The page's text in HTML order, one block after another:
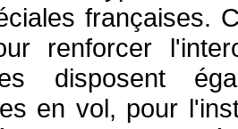
françaises.
renforcer
disposent
en vol, pour